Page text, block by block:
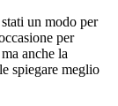
un modo per
per
anche la
spiegare meglio